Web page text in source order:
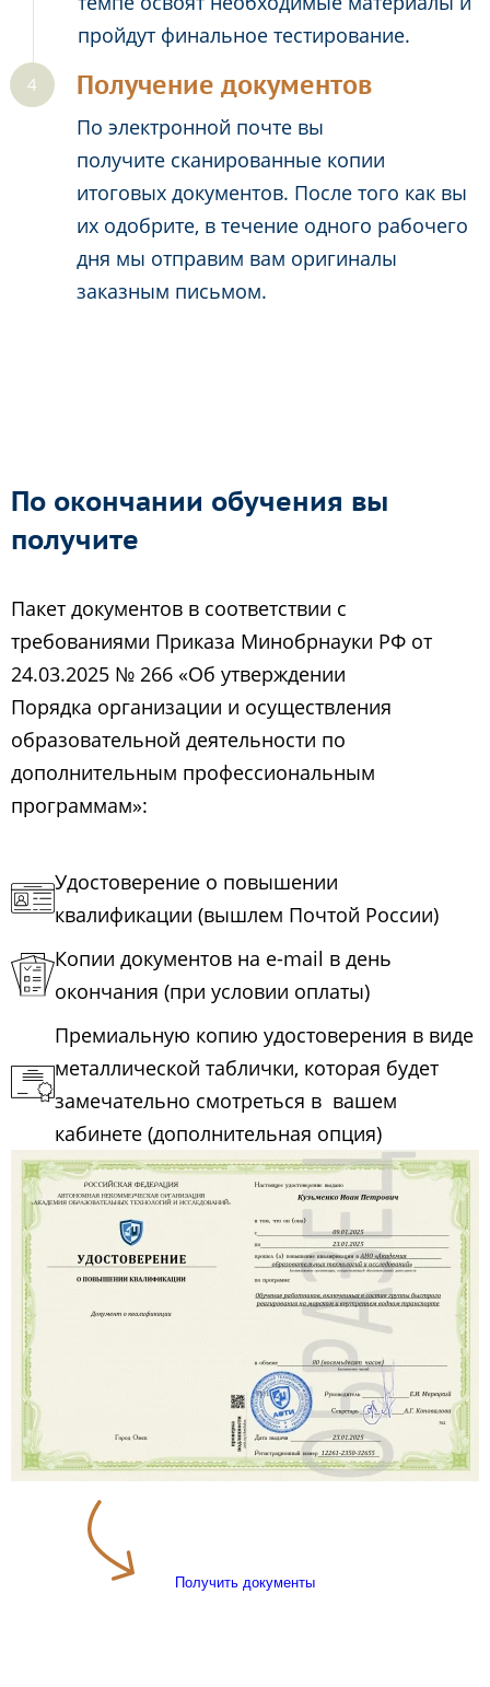
пройдут финальное тестирование.
Получение документов
По электронной почте вы
получите сканированные копии
итоговых документов. После того как вы
их одобрите, в течение одного рабочего
дня мы отправим вам оригиналы
заказным письмом.
По окончании обучения вы
получите
Пакет документов в соответствии с
требованиями Приказа Минобрнауки РФ от
24.03.2025 № 266 «Об утверждении
Порядка организации и осуществления
образовательной деятельности по
дополнительным профессиональным
программам»:
Удостоверение о повышении
квалификации (вышлем Почтой России)
Копии документов на e-mail в день
окончания (при условии оплаты)
Премиальную копию удостоверения в виде
металлической таблички, которая будет
замечательно смотреться в вашем
кабинете (дополнительная опция)
Получить документы